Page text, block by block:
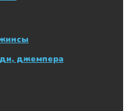
джемпера